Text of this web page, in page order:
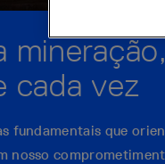
cada vez
fundamentais que
nosso